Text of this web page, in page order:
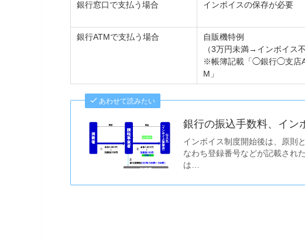
銀行窓口で支払う場合 インボイスの保存が必要
銀行ATMで支払う場合
自販機特例
（3万円未満→インボイス不
※帳簿記載「◯銀行◯支店
M」
あわせて読みたい
銀行の振込手数料、イン
インボイス制度開始後は、原則
なわち登録番号などが記載され
は…